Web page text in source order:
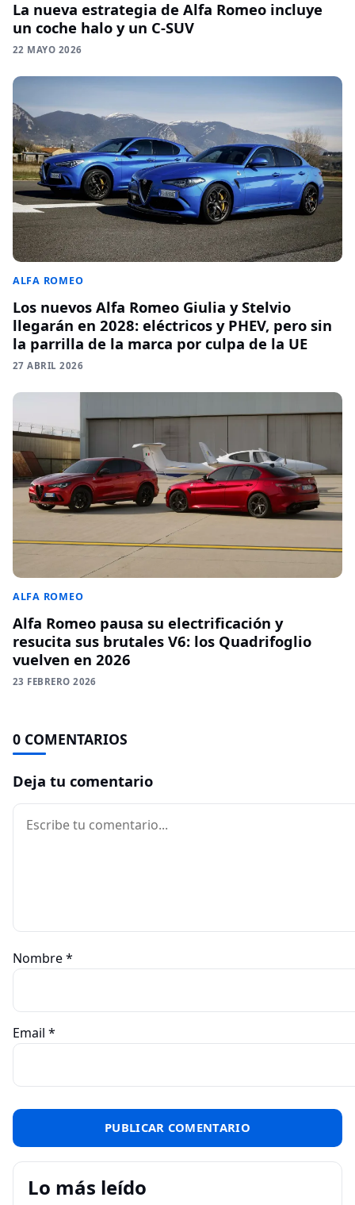
La nueva estrategia de Alfa Romeo incluye
un coche halo y un C-SUV
22 MAYO 2026
ALFA ROMEO
Los nuevos Alfa Romeo Giulia y Stelvio
llegarán en 2028: eléctricos y PHEV, pero sin
la parrilla de la marca por culpa de la UE
27 ABRIL 2026
ALFA ROMEO
Alfa Romeo pausa su electrificación y
resucita sus brutales V6: los Quadrifoglio
vuelven en 2026
23 FEBRERO 2026
0 COMENTARIOS
Deja tu comentario
Comentario
Nombre*
Email *
Lo más leído